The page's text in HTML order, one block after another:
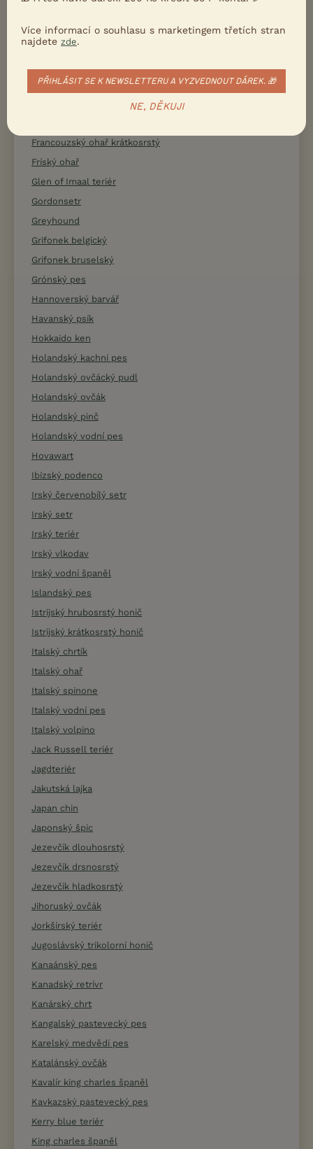
Foxhound
Foxteriér drsnosrstý
Francouzský buldoček
Francouzský ohař krátkosrstý
Fríský ohař
Glen of Imaal teriér
Gordonsetr
Greyhound
Grifonek belgický
Grifonek bruselský
Grónský pes
Hannoverský barvář
Havanský psík
Hokkaido ken
Holandský kachní pes
Holandský ovčácký pudl
Holandský ovčák
Holandský pinč
Holandský vodní pes
Hovawart
Ibizský podenco
Irský červenobílý setr
Irský setr
Irský teriér
Irský vlkodav
Irský vodní španěl
Islandský pes
Istrijský hrubosrstý honič
Istrijský krátkosrstý honič
Italský chrtík
Italský ohař
Italský spinone
Italský vodní pes
Italský volpino
Jack Russell teriér
Jagdteriér
Jakutská lajka
Japan chin
Japonský špic
Jezevčík dlouhosrstý
Jezevčík drsnosrstý
Jezevčík hladkosrstý
Jihoruský ovčák
Jorkšírský teriér
Jugoslávský trikolorní honič
Kanaánský pes
Kanadský retrívr
Kanárský chrt
Kangalský pastevecký pes
Karelský medvědí pes
Katalánský ovčák
Kavalír king charles španěl
Kavkazský pastevecký pes
Kerry blue teriér
King charles španěl
Více informací o souhlasu s marketingem třetích stran
najdete zde.
PŘIHLÁSIT SE K NEWSLETTERU A VYZVEDNOUT DÁREK. 🎁
NE, DĚKUJI